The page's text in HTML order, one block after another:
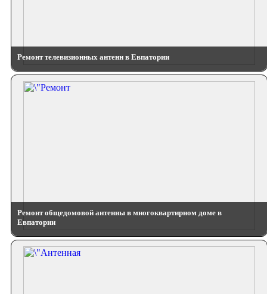
Ремонт телевизионных антенн в Евпатории
Ремонт общедомовой антенны в многоквартирном доме в
Евпатории